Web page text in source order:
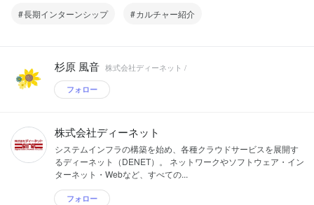
長期インターンシップ カルチャー紹介
杉原 風音 株式会社ディーネット /
フォロー
株式会社ディーネット
システムインフラの構築を始め、各種クラウドサービスを展開す
るディーネット（DENET）。 ネットワークやソフトウェア・イン
ターネット・Webなど、すべての...
フォロー